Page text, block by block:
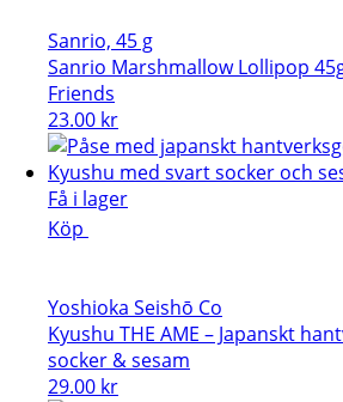
Sanrio, 45 g
Sanrio Marshmallow Lollipop
Friends
23.00 kr
Få i lager
Köp
Yoshioka Seishō Co
Kyushu THE AME – Japanskt
socker & sesam
29.00 kr